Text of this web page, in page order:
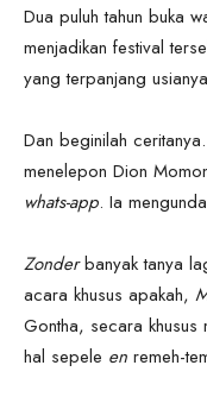
Dua puluh tahun buka
menjadikan festival
yang terpanjang
Dan beginilah
menelepon Dion
whats-app. Ia
Zonderbanyak tanya
acara khusus apakah,
Gontha, secara khusus
hal sepele en remeh-